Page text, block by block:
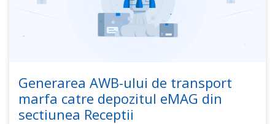
Generarea AWB-ului de transport
marfa catre depozitul eMAG din
sectiunea Receptii